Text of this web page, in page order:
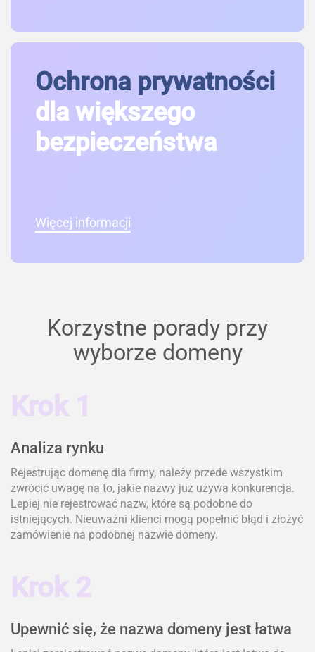
Ochrona prywatności
dla większego
bezpieczeństwa
Więcej informacji
Korzystne porady przy
wyborze domeny
Krok 1
Analiza rynku
Rejestrując domenę dla firmy, należy przede wszystkim
zwrócić uwagę na to, jakie nazwy już używa konkurencja.
Lepiej nie rejestrować nazw, które są podobne do
istniejących. Nieuważni klienci mogą popełnić błąd i złożyć
zamówienie na podobnej nazwie domeny.
Krok 2
Upewnić się, że nazwa domeny jest łatwa